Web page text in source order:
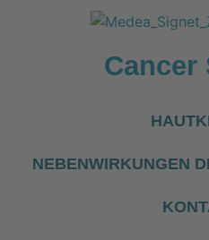
Cancer
NEBENWIRKUNGEN